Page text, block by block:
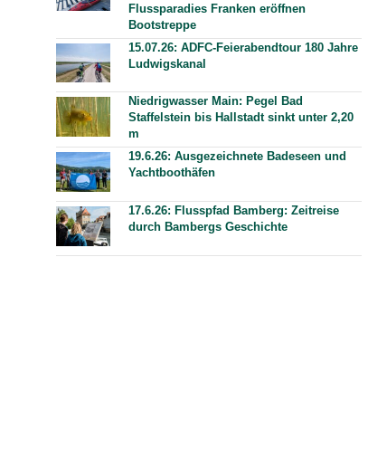
Flussparadies Franken eröffnen
Bootstreppe
15.07.26: ADFC-Feierabendtour 180 Jahre
Ludwigskanal
Niedrigwasser Main: Pegel Bad
Staffelstein bis Hallstadt sinkt unter 2,20
m
19.6.26: Ausgezeichnete Badeseen und
Yachtboothäfen
17.6.26: Flusspfad Bamberg: Zeitreise
durch Bambergs Geschichte